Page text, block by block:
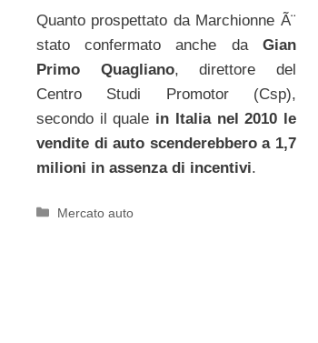
Quanto prospettato da Marchionne Ã¨
stato confermato anche da Gian
Primo Quagliano, direttore del
Centro Studi Promotor (Csp),
secondo il quale in Italia nel 2010 le
vendite di auto scenderebbero a 1,7
milioni in assenza di incentivi.
Categorie
Mercato auto